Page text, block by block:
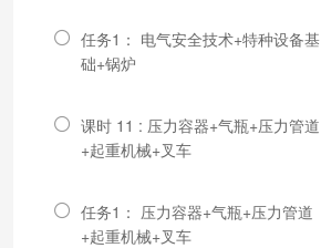
任务1： 电气安全技术+特种设备基
础+锅炉
课时 11 : 压力容器+气瓶+压力管道
+起重机械+叉车
任务1： 压力容器+气瓶+压力管道
+起重机械+叉车